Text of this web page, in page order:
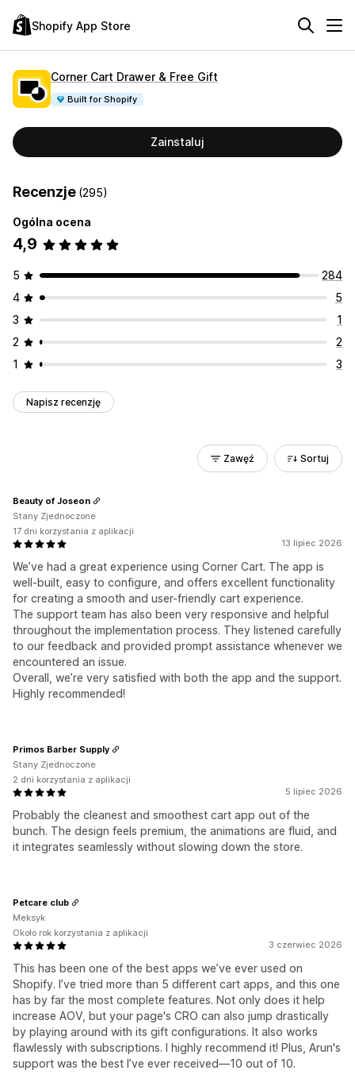
Shopify App Store
Corner Cart Drawer & Free Gift
Built for Shopify
Zainstaluj
Recenzje (295)
Ogólna ocena
4,9
5
284
4
5
3
1
2
2
1
3
Napisz recenzję
Zawęź Sortuj
13 lipiec 2026
We’ve had a great experience using Corner Cart. The app is
well-built, easy to configure, and offers excellent functionality
for creating a smooth and user-friendly cart experience.
The support team has also been very responsive and helpful
throughout the implementation process. They listened carefully
to our feedback and provided prompt assistance whenever we
encountered an issue.
Overall, we’re very satisfied with both the app and the support.
Highly recommended!
Beauty of Joseon
Stany Zjednoczone
17 dni korzystania z aplikacji
5 lipiec 2026
Probably the cleanest and smoothest cart app out of the
bunch. The design feels premium, the animations are fluid, and
it integrates seamlessly without slowing down the store.
Primos Barber Supply
Stany Zjednoczone
2 dni korzystania z aplikacji
3 czerwiec 2026
This has been one of the best apps we’ve ever used on
Shopify. I’ve tried more than 5 different cart apps, and this one
has by far the most complete features. Not only does it help
increase AOV, but your page's CRO can also jump drastically
by playing around with its gift configurations. It also works
flawlessly with subscriptions. I highly recommend it! Plus, Arun's
support was the best I’ve ever received—10 out of 10.
Petcare club
Meksyk
Około rok korzystania z aplikacji